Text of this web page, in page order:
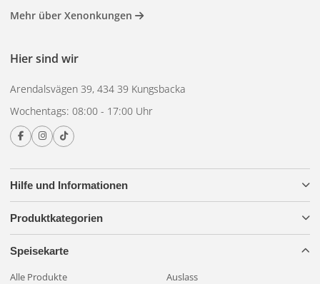
Hilfe und Informationen
Produktkategorien
Speisekarte
Alle Produkte Auslass
Mehr über Xenonkungen
Hier sind wir
Arendalsvägen 39, 434 39 Kungsbacka
Wochentags: 08:00 - 17:00 Uhr